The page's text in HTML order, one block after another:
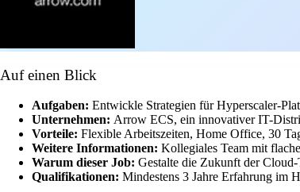
Auf einen Blick
Aufgaben: Entwickle Strategien für Hyperscaler-
Unternehmen: Arrow ECS, ein innovativer IT-
Vorteile: Flexible Arbeitszeiten, Home Office, 30
Weitere Informationen: Kollegiales Team mit
Warum dieser Job: Gestalte die Zukunft der
Qualifikationen: Mindestens 3 Jahre Erfahrung im